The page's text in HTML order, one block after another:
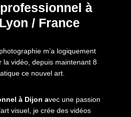
à
/ France
m’a logiquement
la vidéo, depuis maintenant 8
ce nouvel art.
à Dijon avec une passion
visuel, je crée des vidéos